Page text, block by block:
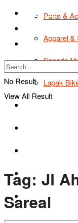
Parts &
Apparel &
Sepeda
Lapak
Bikers Cars
Tentang Kami
TIPS & TRIK
Tentang Kami
No Result
View All Result
Tag: Jl
Sareal